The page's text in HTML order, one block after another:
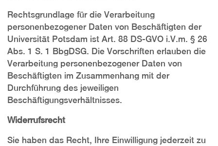
Rechtsgrundlage für die Verarbeitung
personenbezogener Daten von Beschäftigten der
Universität Potsdam ist Art. 88 DS-GVO i.V.m. § 26
Abs. 1 S. 1 BbgDSG. Die Vorschriften erlauben die
Verarbeitung personenbezogener Daten von
Beschäftigten im Zusammenhang mit der
Durchführung des jeweiligen
Beschäftigungsverhältnisses.
Widerrufsrecht
Sie haben das Recht, Ihre Einwilligung jederzeit zu